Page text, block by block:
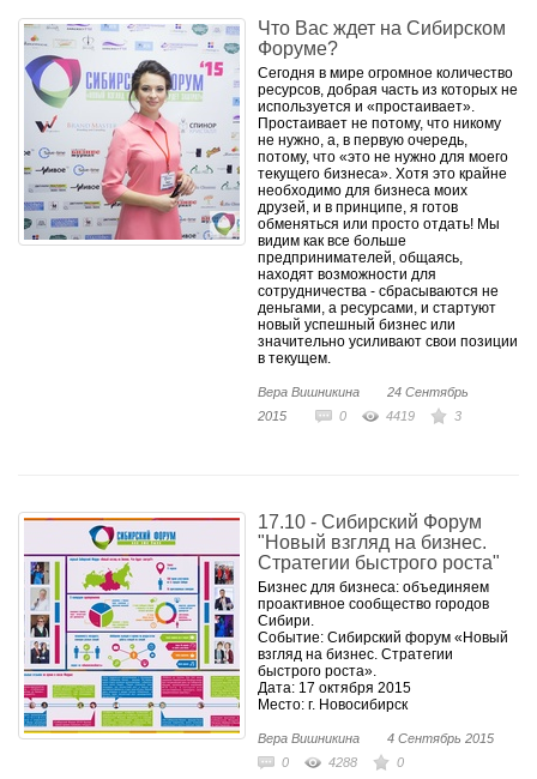
продукта: продвижение
новшеств, формирование
новых рынков, формирование
ценности инновационного
продукта и т.д.
- Наставничество/ построение
команд: лидерство, передача
знаний, формирование
культуры, сохранение
мотивации, поддержание
вовлеченности и т.д.
Что Вас ждет на Сибирском
Форуме?
Сегодня в мире огромное количество
ресурсов, добрая часть из которых не
используется и «простаивает».
Простаивает не потому, что никому
не нужно, а, в первую очередь,
потому, что «это не нужно для моего
текущего бизнеса». Хотя это крайне
необходимо для бизнеса моих
друзей, и в принципе, я готов
обменяться или просто отдать! Мы
видим как все больше
предпринимателей, общаясь,
находят возможности для
сотрудничества - сбрасываются не
деньгами, а ресурсами, и стартуют
новый успешный бизнес или
значительно усиливают свои позиции
в текущем.
Вера Вишникина
24 Сентябрь
2015
0 4419 3
17.10 - Сибирский Форум
"Новый взгляд на бизнес.
Стратегии быстрого роста"
Бизнес для бизнеса: объединяем
проактивное сообщество городов
Сибири.
Событие: Сибирский форум «Новый
взгляд на бизнес. Стратегии
быстрого роста».
Дата: 17 октября 2015
Место: г. Новосибирск
Вера Вишникина
4 Сентябрь 2015
0
4288 0